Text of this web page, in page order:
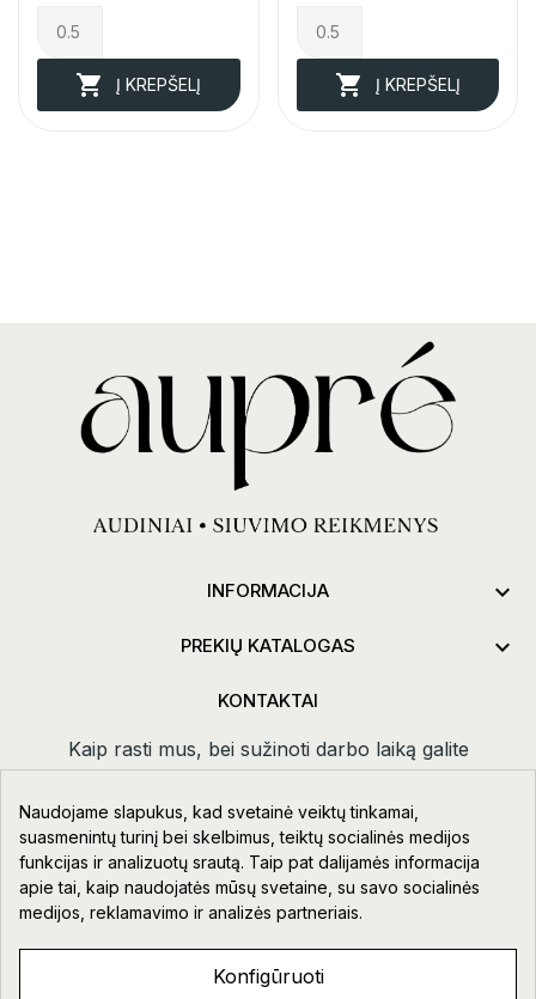
 Į KREPŠELĮ  Į KREPŠELĮ
INFORMACIJA 
PREKIŲ KATALOGAS 
KONTAKTAI
Kaip rasti mus, bei sužinoti darbo laiką galite
paspauduskontaktai.
Taikos pr. 111-109, Klaipėda
+370 678 02418
info@aupre.lt
Facebook
Naudojame slapukus, kad svetainė veiktų tinkamai,
suasmenintų turinį bei skelbimus, teiktų socialinės medijos
funkcijas ir analizuotų srautą. Taip pat dalijamės informacija
apie tai, kaip naudojatės mūsų svetaine, su savo socialinės
medijos, reklamavimo ir analizės partneriais.
Konfigūruoti